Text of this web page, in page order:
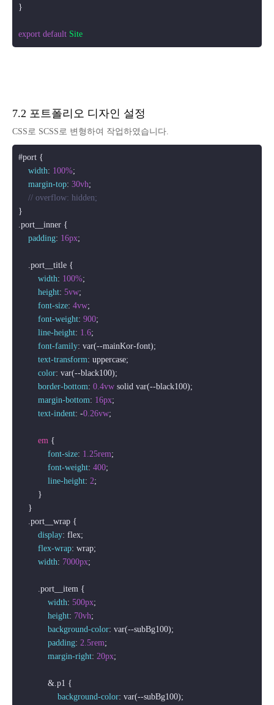
}
export default Site
7.2 포트폴리오 디자인 설정
CSS로 SCSS로 변형하여 작업하였습니다.
#port {
width: 100%;
margin-top: 30vh;
// overflow: hidden;
.port__inner {
padding: 16px;
.port__title {
width: 100%;
height: 5vw;
font-size: 4vw;
font-weight: 900;
line-height: 1.6;
font-family: var(--mainKor-font);
text-transform: uppercase;
color: var(--black100);
border-bottom: 0.4vw solid var(--black100);
margin-bottom: 16px;
text-indent: -0.26vw;
em {
font-size: 1.25rem;
font-weight: 400;
line-height: 2;
        }
    }
.port__wrap {
display: flex;
flex-wrap: wrap;
width: 7000px;
.port__item {
width: 500px;
height: 70vh;
background-color: var(--subBg100);
padding: 2.5rem;
margin-right: 20px;
            &
.p1 {
background-color: var(--subBg100);